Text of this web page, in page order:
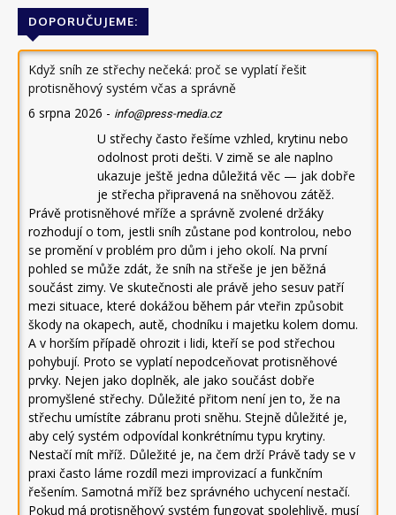
DOPORUČUJEME:
Když sníh ze střechy nečeká: proč se vyplatí řešit
protisněhový systém včas a správně
6 srpna 2026 - info@press-media.cz
U střechy často řešíme vzhled, krytinu nebo
odolnost proti dešti. V zimě se ale naplno
ukazuje ještě jedna důležitá věc — jak dobře
je střecha připravená na sněhovou zátěž.
Právě protisněhové mříže a správně zvolené držáky
rozhodují o tom, jestli sníh zůstane pod kontrolou, nebo
se promění v problém pro dům i jeho okolí. Na první
pohled se může zdát, že sníh na střeše je jen běžná
součást zimy. Ve skutečnosti ale právě jeho sesuv patří
mezi situace, které dokážou během pár vteřin způsobit
škody na okapech, autě, chodníku i majetku kolem domu.
A v horším případě ohrozit i lidi, kteří se pod střechou
pohybují. Proto se vyplatí nepodceňovat protisněhové
prvky. Nejen jako doplněk, ale jako součást dobře
promyšlené střechy. Důležité přitom není jen to, že na
střechu umístíte zábranu proti sněhu. Stejně důležité je,
aby celý systém odpovídal konkrétnímu typu krytiny.
Nestačí mít mříž. Důležité je, na čem drží Právě tady se v
praxi často láme rozdíl mezi improvizací a funkčním
řešením. Samotná mříž bez správného uchycení nestačí.
Pokud má protisněhový systém fungovat spolehlivě, musí